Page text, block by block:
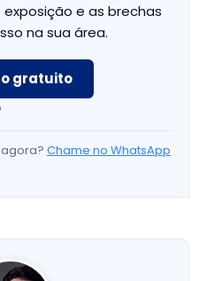
e as brechas
na sua área.
gratuito
Chame no WhatsApp